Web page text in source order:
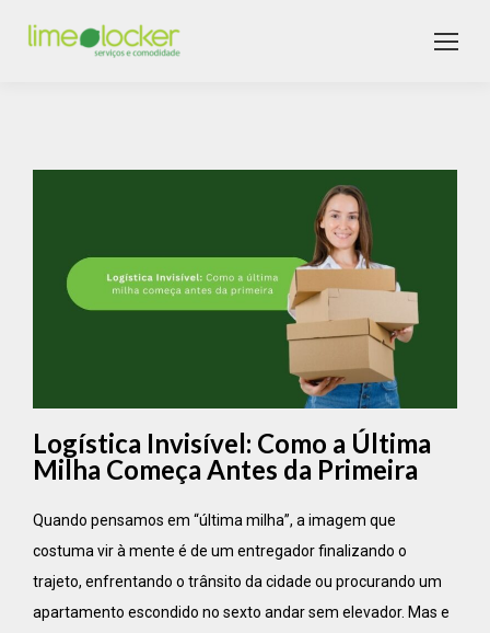
Logística Invisível: Como a Última
Milha Começa Antes da Primeira
Quando pensamos em “última milha”, a imagem que
costuma vir à mente é de um entregador finalizando o
trajeto, enfrentando o trânsito da cidade ou procurando um
apartamento escondido no sexto andar sem elevador. Mas e